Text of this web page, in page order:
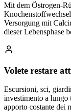
Mit dem Östrogen-
Versorgung mit
dieser Lebensphase
Volete restare
Escursioni, sci,
investimento a
apporto costante dei